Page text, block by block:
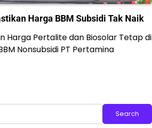
Harga BBM Subsidi Tak Naik
Harga Pertalite dan Biosolar Tetap di
Nonsubsidi PT Pertamina
Search